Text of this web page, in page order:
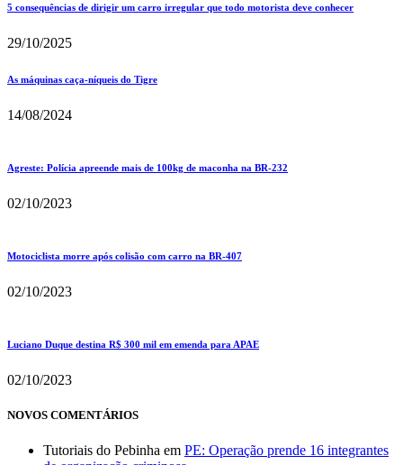
5 consequências de dirigir um carro irregular que todo motorista deve conhecer
29/10/2025
As máquinas caça-níqueis do Tigre
14/08/2024
Agreste: Polícia apreende mais de 100kg de maconha na BR-232
02/10/2023
Motociclista morre após colisão com carro na BR-407
02/10/2023
Luciano Duque destina R$ 300 mil em emenda para APAE
02/10/2023
NOVOS COMENTÁRIOS
Tutoriais do Pebinha em PE: Operação prende 16 integrantes